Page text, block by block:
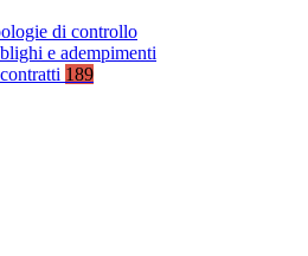
di controllo
e adempimenti
189